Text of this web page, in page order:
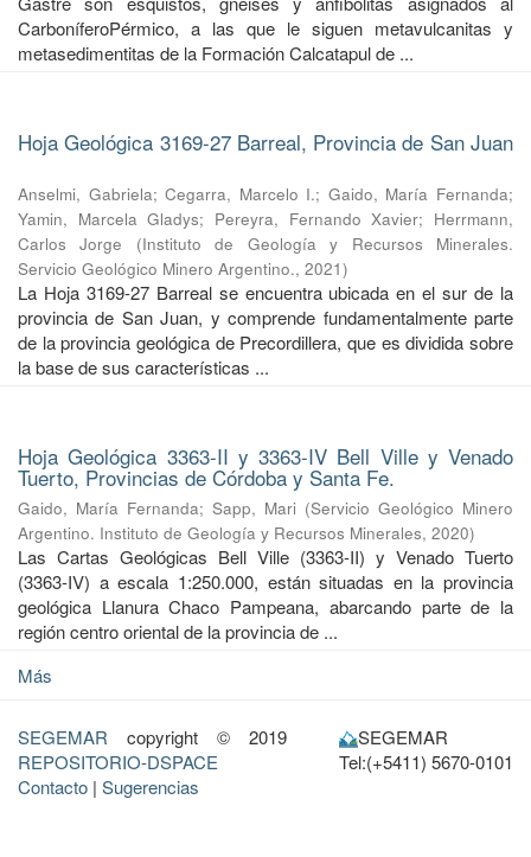
CarboníferoPérmico, a las que le siguen metavulcanitas y
metasedimentitas de la Formación Calcatapul de ...
Hoja Geológica 3169-27 Barreal, Provincia de San Juan
Anselmi, Gabriela;Cegarra, Marcelo I.; Gaido, María Fernanda;
Yamin, Marcela Gladys; Pereyra, Fernando Xavier; Herrmann,
Carlos Jorge
(Instituto de Geología y Recursos Minerales.
Servicio Geológico Minero Argentino., 2021)
La Hoja 3169-27 Barreal se encuentra ubicada en el sur de la
provincia de San Juan, y comprende fundamentalmente parte
de la provincia geológica de Precordillera, que es dividida sobre
la base de sus características ...
Hoja Geológica 3363-II y 3363-IV Bell Ville y Venado
Tuerto, Provincias de Córdoba y Santa Fe.
Gaido, María Fernanda; Sapp, Mari (Servicio Geológico Minero
Argentino. Instituto de Geología y Recursos Minerales, 2020)
Las Cartas Geológicas Bell Ville (3363-II) y Venado Tuerto
(3363-IV) a escala 1:250.000, están situadas en la provincia
geológica Llanura Chaco Pampeana, abarcando parte de la
región centro oriental de la provincia de ...
Más
SEGEMAR copyright © 2019
REPOSITORIO-DSPACE
Contacto | Sugerencias
SEGEMAR
Tel:(+5411) 5670-0101